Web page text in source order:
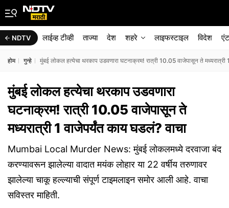
NDTV लाईव्ह टीव्ही ताज्या देश शहरे लाइफस्टाइल विदेश
होम गुन्हे मुंबई लोकल हत्येचा थरकाप उडवणारा घटनाक्रम! रात्री 10.05 वाजेपासून ते मध्यरात्री
मुंबई लोकल हत्येचा थरकाप उडवणारा
घटनाक्रम! रात्री 10.05 वाजेपासून ते
मध्यरात्री 1 वाजेपर्यंत काय घडलं? वाचा
Mumbai Local Murder News: मुंबई लोकलमध्ये दरवाजा बंद
करण्यावरून झालेल्या वादात मयंक लोहार या 22 वर्षीय तरुणावर
झालेल्या चाकू हल्ल्याची संपूर्ण टाइमलाइन समोर आली आहे. वाचा
सविस्तर माहिती.